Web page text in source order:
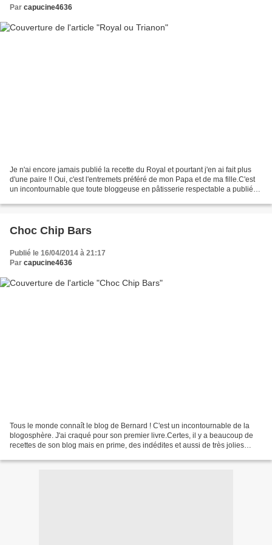
Par capucine4636
Je n'ai encore jamais publié la recette du Royal et pourtant j'en ai fait plus
d'une paire !! Oui, c'est l'entremets préféré de mon Papa et de ma fille.C'est
un incontournable que toute bloggeuse en pâtisserie respectable a publié
Choc Chip Bars
Publié le 16/04/2014 à 21:17
Par capucine4636
Tous le monde connaît le blog de Bernard ! C'est un incontournable de la
blogosphère. J'ai craqué pour son premier livre.Certes, il y a beaucoup de
recettes de son blog mais en prime, des indédites et aussi de très jolies